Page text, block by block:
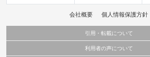
会社概要 個人情報保護方針
引用・転載について
当サイトで公開されている情報（文字、写真、イラスト、画像
利用者の声について